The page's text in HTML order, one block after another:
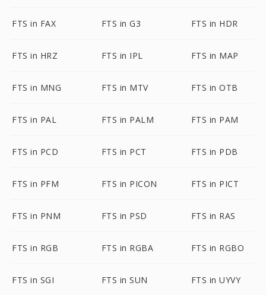
FTS in FAX FTS in G3 FTS in HDR
FTS in HRZ FTS in IPL FTS in MAP
FTS in MNG FTS in MTV FTS in OTB
FTS in PAL FTS in PALM FTS in PAM
FTS in PCD FTS in PCT FTS in PDB
FTS in PFM FTS in PICON FTS in PICT
FTS in PNM FTS in PSD FTS in RAS
FTS in RGB FTS in RGBA FTS in RGBO
FTS in SGI FTS in SUN FTS in UYVY